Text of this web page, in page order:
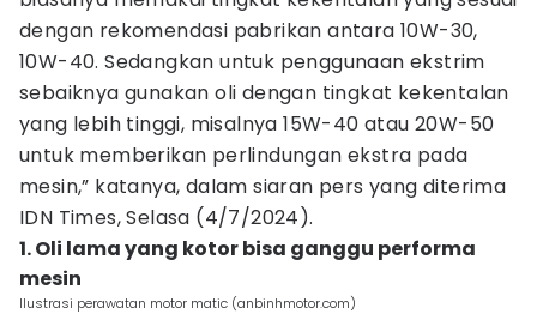
dengan rekomendasi pabrikan antara 10W-30,
10W-40. Sedangkan untuk penggunaan ekstrim
sebaiknya gunakan oli dengan tingkat kekentalan
yang lebih tinggi, misalnya 15W-40 atau 20W-50
untuk memberikan perlindungan ekstra pada
mesin,” katanya, dalam siaran pers yang diterima
IDN Times, Selasa (4/7/2024).
1. Oli lama yang kotor bisa ganggu performa
mesin
Ilustrasi perawatan motor matic (anbinhmotor.com)